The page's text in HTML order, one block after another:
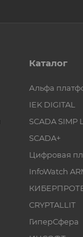
Каталог
Альфа
IEK DIGITAL
SCADA SIMP
SCADA+
Цифровая
InfoWatch
CRYPTALLIT
ГиперСфера